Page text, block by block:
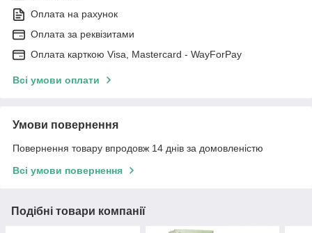
Оплата на рахунок
Оплата за реквізитами
Оплата карткою Visa, Mastercard - WayForPay
Всі умови оплати
Умови повернення
Повернення товару впродовж 14 днів за домовленістю
Всі умови повернення
Подібні товари компанії